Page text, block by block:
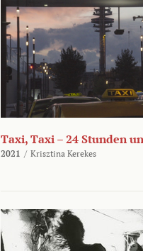
Taxi, Taxi – 24 Stunden
2021 / Krisztina Kerekes